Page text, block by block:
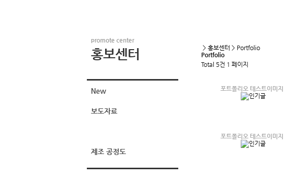
promote center
홍보센터
New
보도자료
제조 공정도
> 홍보센터 > Portfolio
Portfolio
Total 5건 1 페이지
포트폴리오 테스트이미지
포트폴리오 테스트이미지